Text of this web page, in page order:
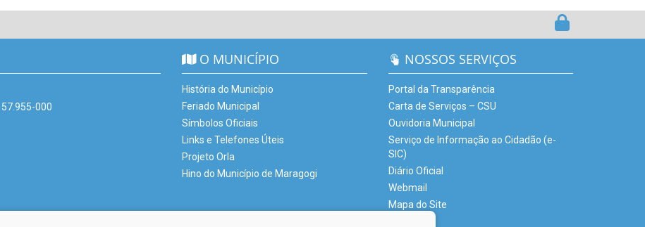
57.955-000
O MUNICÍPIO
História do Município
Feriado Municipal
Símbolos Oficiais
Links e Telefones Úteis
Projeto Orla
Hino do Município de Maragogi
NOSSOS SERVIÇOS
Portal da Transparência
Carta de Serviços – CSU
Ouvidoria Municipal
Serviço de Informação ao Cidadão (e-
SIC)
Diário Oficial
Webmail
Mapa do Site